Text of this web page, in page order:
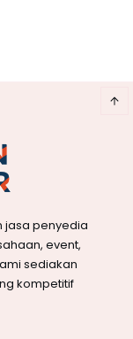
jasa penyedia
event,
sediakan
kompetitif